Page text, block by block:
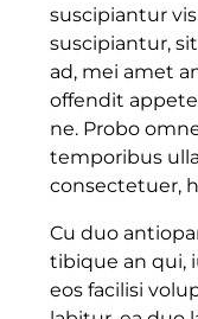
suscipiantur
suscipiantur,
ad, mei amet
offendit
ne. Probo
temporibus
consectetuer,
Cu duo
tibique an qui,
eos facilisi